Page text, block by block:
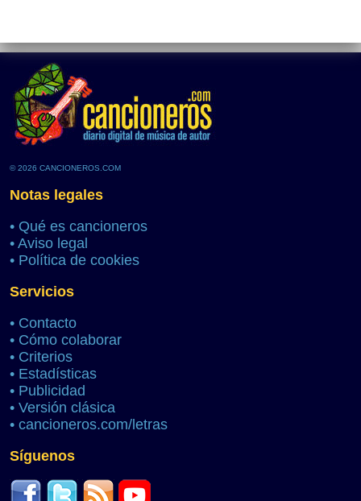
© 2026 CANCIONEROS.COM
Notas legales
• Qué es cancioneros
• Aviso legal
• Política de cookies
Servicios
• Contacto
• Cómo colaborar
• Criterios
• Estadísticas
• Publicidad
• Versión clásica
• cancioneros.com/letras
Síguenos